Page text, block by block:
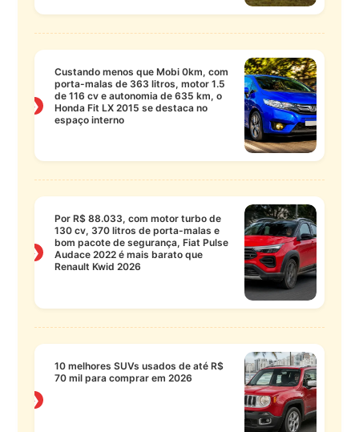
❯
Custando menos que Mobi 0km, com
porta-malas de 363 litros, motor 1.5
de 116 cv e autonomia de 635 km, o
Honda Fit LX 2015 se destaca no
espaço interno
❯
Por R$ 88.033, com motor turbo de
130 cv, 370 litros de porta-malas e
bom pacote de segurança, Fiat Pulse
Audace 2022 é mais barato que
Renault Kwid 2026
❯
10 melhores SUVs usados de até R$
70 mil para comprar em 2026